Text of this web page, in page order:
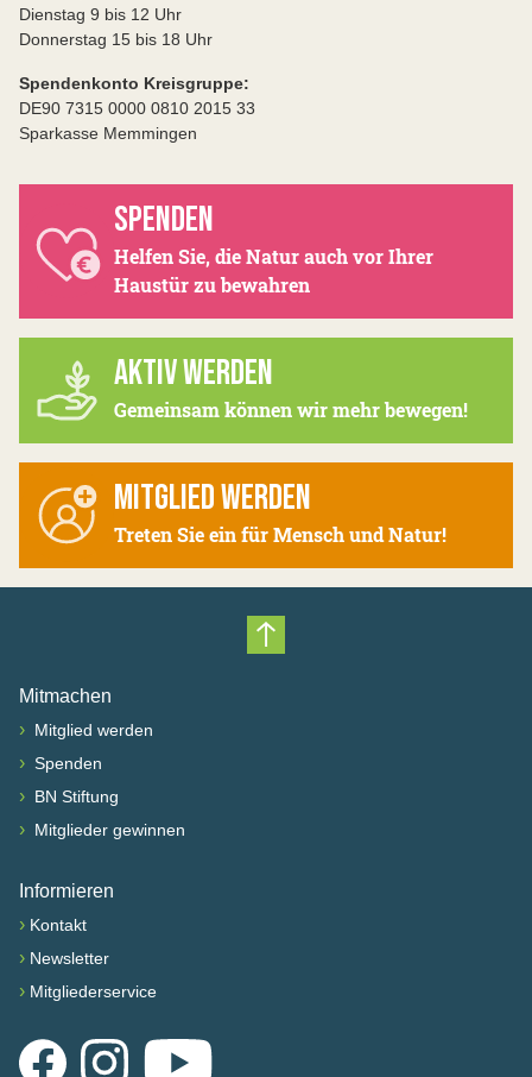
Dienstag 9 bis 12 Uhr
Donnerstag 15 bis 18 Uhr
Spendenkonto Kreisgruppe:
DE90 7315 0000 0810 2015 33
Sparkasse Memmingen
SPENDEN
Helfen Sie, die Natur auch vor Ihrer
Haustür zu bewahren
AKTIV WERDEN
Gemeinsam können wir mehr bewegen!
MITGLIED WERDEN
Treten Sie ein für Mensch und Natur!
Nach oben scrollen
Mitmachen
› Mitglied werden
› Spenden
› BN Stiftung
› Mitglieder gewinnen
Informieren
› Kontakt
› Newsletter
› Mitgliederservice
FacebookInstagramYouTube